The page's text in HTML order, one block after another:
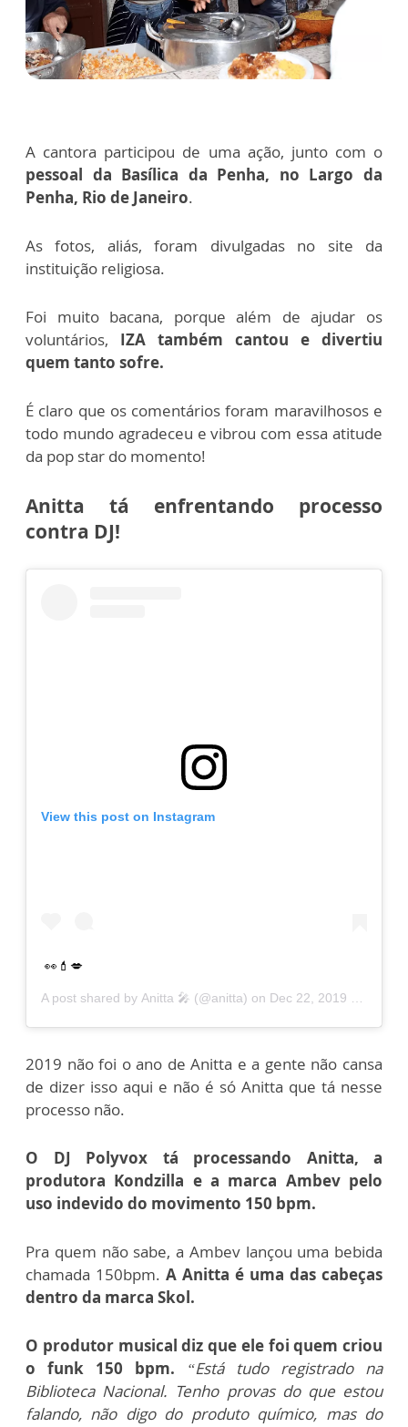
A cantora participou de uma ação, junto com o
pessoal da Basílica da Penha, no Largo da
Penha, Rio de Janeiro.
As fotos, aliás, foram divulgadas no site da
instituição religiosa.
Foi muito bacana, porque além de ajudar os
voluntários, IZA também cantou e divertiu
quem tanto sofre.
É claro que os comentários foram maravilhosos e
todo mundo agradeceu e vibrou com essa atitude
da pop star do momento!
Anitta tá enfrentando processo
contra DJ!
View this post on Instagram
👀💄💋
A post shared by Anitta 🎤 (@anitta) on Dec 22, 2019 at 2:37pm PST
2019 não foi o ano de Anitta e a gente não cansa
de dizer isso aqui e não é só Anitta que tá nesse
processo não.
O DJ Polyvox tá processando Anitta, a
produtora Kondzilla e a marca Ambev pelo
uso indevido do movimento 150 bpm.
Pra quem não sabe, a Ambev lançou uma bebida
chamada 150bpm. A Anitta é uma das cabeças
dentro da marca Skol.
O produtor musical diz que ele foi quem criou
o funk 150 bpm.
“Está tudo registrado na
Biblioteca Nacional. Tenho provas do que estou
falando, não digo do produto químico, mas do